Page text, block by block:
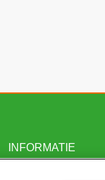
INFORMATIE